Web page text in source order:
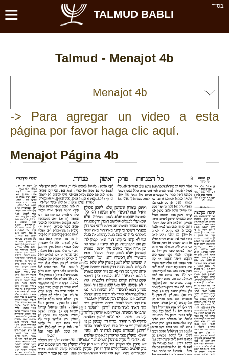
בס''ד ≡ TALMUD BABLI
Talmud - Menajot 4b
-> Para agregar un video a esta
página por favor haga clic aquí.
Menajot Página 4b